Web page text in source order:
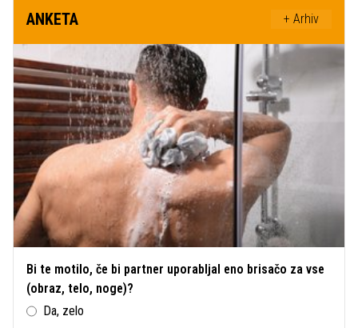
ANKETA + Arhiv
Bi te motilo, če bi partner uporabljal eno brisačo za vse
(obraz, telo, noge)?
Da, zelo